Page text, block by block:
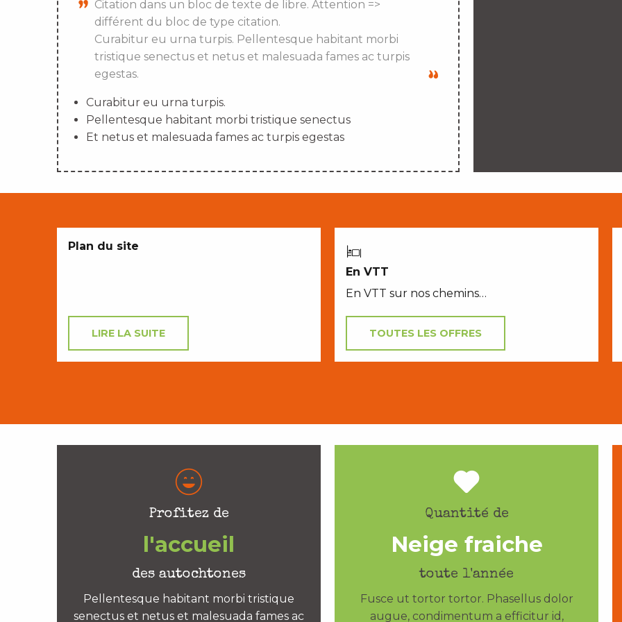
Citation dans un bloc de texte de libre. Attention =>
différent du bloc de type citation.
Curabitur eu urna turpis. Pellentesque habitant morbi
tristique senectus et netus et malesuada fames ac turpis
egestas.
Curabitur eu urna turpis.
Pellentesque habitant morbi tristique senectus
Et netus et malesuada fames ac turpis egestas
Plan du site
LIRE LA SUITE
En VTT
En VTT sur nos chemins…
TOUTES LES OFFRES
Profitez de
l'accueil
des autochtones
Pellentesque habitant morbi tristique
senectus et netus et malesuada fames ac
Quantité de
Neige fraiche
toute l'année
Fusce ut tortor tortor. Phasellus dolor
augue, condimentum a efficitur id,